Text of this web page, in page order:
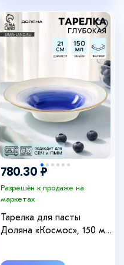
780.30 ₽
Разрешён к продаже на
маркетах
Тарелка для пасты
Доляна «Космос», 150 мл,